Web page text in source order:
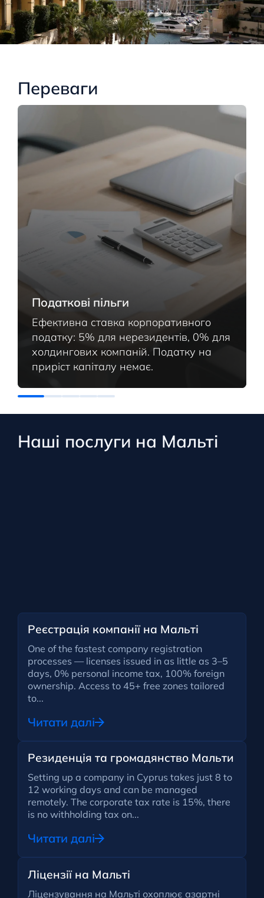
Переваги
Податкові пільги
Ефективна ставка корпоративного
податку: 5% для нерезидентів, 0% для
холдингових компаній. Податку на
приріст капіталу немає.
Наші послуги на Мальті
Реєстрація компанії на Мальті
One of the fastest company registration
processes — licenses issued in as little as 3–5
days, 0% personal income tax, 100% foreign
ownership. Access to 45+ free zones tailored
to...
Читати далі
Резиденція та громадянство Мальти
Setting up a company in Cyprus takes just 8 to
12 working days and can be managed
remotely. The corporate tax rate is 15%, there
is no withholding tax on...
Читати далі
Ліцензії на Мальті
Ліцензування на Мальті охоплює азартні